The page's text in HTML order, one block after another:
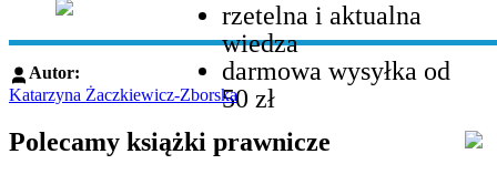
rzetelna i aktualna
wiedza
darmowa wysyłka od
50 zł
Autor:
Katarzyna Żaczkiewicz-Zborska
Polecamy książki prawnicze